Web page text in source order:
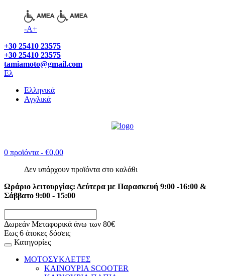
-A+
+30 25410 23575
+30 25410 23575
tamiamoto@gmail.com
Ελ
Ελληνικά
Αγγλικά
0 προϊόντα - €0,00
Δεν υπάρχουν προϊόντα στο καλάθι
Ωράριο λειτουργίας: Δεύτερα με Παρασκευή 9:00 -16:00 &
Σάββατο 9:00 - 15:00
Δωρεάν Μεταφορικά άνω των 80€
Εως 6 άτοκες δόσεις
Κατηγορίες
ΜΟΤΟΣΥΚΛΕΤΕΣ
ΚΑΙΝΟΥΡΙΑ SCOOTER